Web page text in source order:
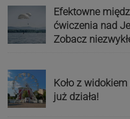
Efektowne
ćwiczenia nad
Zobacz
Koło z
już działa!